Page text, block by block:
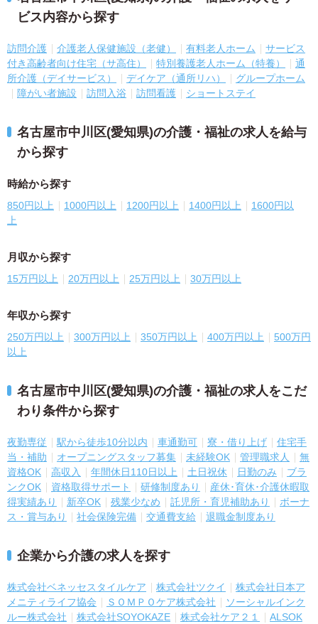
ビス内容から探す
訪問介護 介護老人保健施設（老健） 有料老人ホーム
サービス
付き高齢者向け住宅（サ高住）
特別養護老人ホーム（特養）
通
所介護（デイサービス）
デイケア（通所リハ）
グループホーム
障がい者施設
訪問入浴 訪問看護 ショートステイ
名古屋市中川区(愛知県)の介護・福祉の求人を給与
から探す
時給から探す
850円以上 1000円以上 1200円以上 1400円以上
1600円以
上
月収から探す
15万円以上 20万円以上 25万円以上 30万円以上
年収から探す
250万円以上 300万円以上 350万円以上 400万円以上
500万円
以上
名古屋市中川区(愛知県)の介護・福祉の求人をこだ
わり条件から探す
夜勤専従 駅から徒歩10分以内 車通勤可 寮・借り上げ
住宅手
当・補助
オープニングスタッフ募集 未経験OK 管理職求人
無
資格OK
高収入 年間休日110日以上 土日祝休 日勤のみ
ブラ
ンクOK
資格取得サポート 研修制度あり
産休･育休･介護休暇取
得実績あり
新卒OK 残業少なめ 託児所・育児補助あり
ボーナ
ス・賞与あり
社会保険完備 交通費支給 退職金制度あり
企業から介護の求人を探す
株式会社ベネッセスタイルケア 株式会社ツクイ
株式会社日本ア
メニティライフ協会
ＳＯＭＰＯケア株式会社
ソーシャルインク
ルー株式会社
株式会社SOYOKAZE 株式会社ケア２１
ALSOK